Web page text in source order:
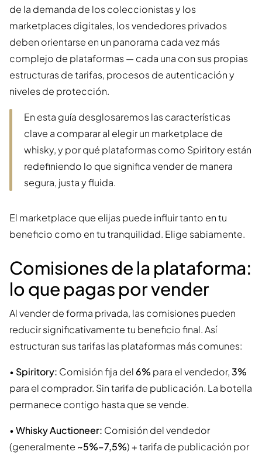
de la demanda de los coleccionistas y los
marketplaces digitales, los vendedores privados
deben orientarse en un panorama cada vez más
complejo de plataformas — cada una con sus propias
estructuras de tarifas, procesos de autenticación y
niveles de protección.
En esta guía desglosaremos las características
clave a comparar al elegir un marketplace de
whisky, y por qué plataformas como Spiritory están
redefiniendo lo que significa vender de manera
segura, justa y fluida.
El marketplace que elijas puede influir tanto en tu
beneficio como en tu tranquilidad. Elige sabiamente.
Comisiones de la plataforma:
lo que pagas por vender
Al vender de forma privada, las comisiones pueden
reducir significativamente tu beneficio final. Así
estructuran sus tarifas las plataformas más comunes:
• Spiritory: Comisión fija del 6% para el vendedor,3%
para el comprador. Sin tarifa de publicación. La botella
permanece contigo hasta que se vende.
•Whisky Auctioneer: Comisión del vendedor
(generalmente ~5%–7,5%) + tarifa de publicación por